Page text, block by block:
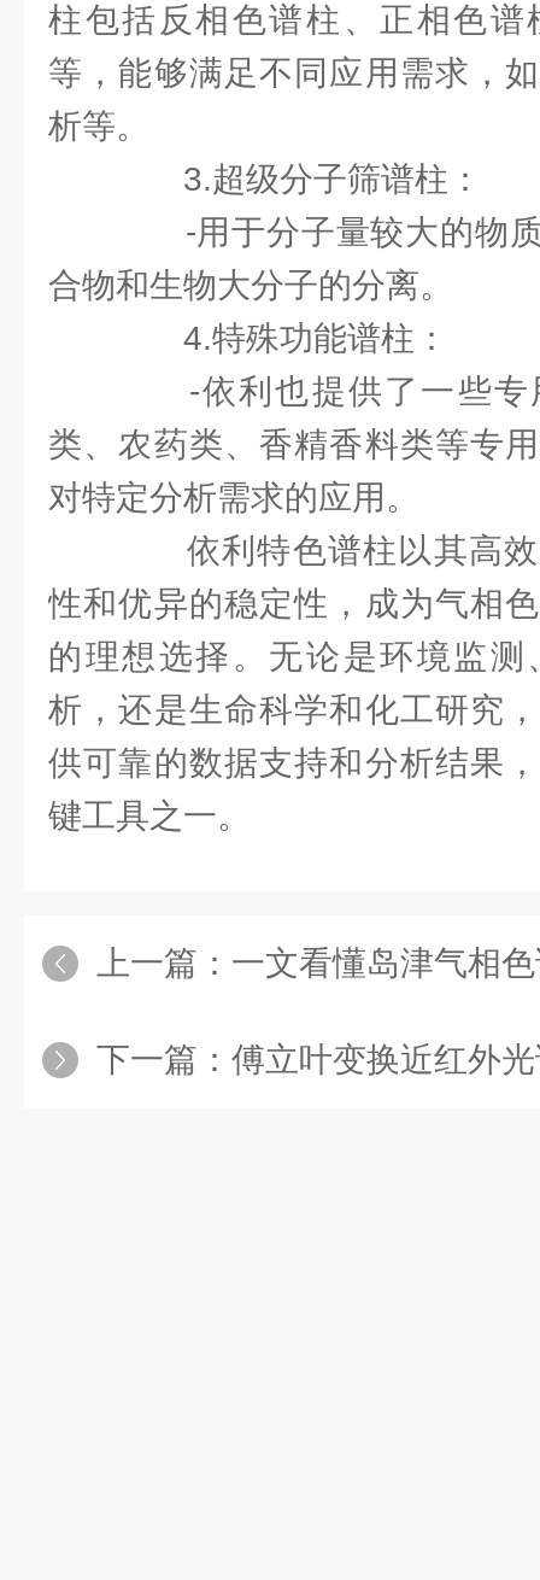
柱包括反相色谱柱、正相色谱
等，能够满足不同应用需求，
析等。
3.超级分子筛谱柱：
-用于分子量较大的物质
合物和生物大分子的分离。
4.特殊功能谱柱：
-依利也提供了一些专
类、农药类、香精香料类等专
对特定分析需求的应用。
依利特色谱柱以其高效
性和优异的稳定性，成为气相
的理想选择。无论是环境监
析，还是生命科学和化工研究
供可靠的数据支持和分析结果
键工具之一。
上一篇： 一文看懂岛津气相色谱
下一篇： 傅立叶变换近红外光